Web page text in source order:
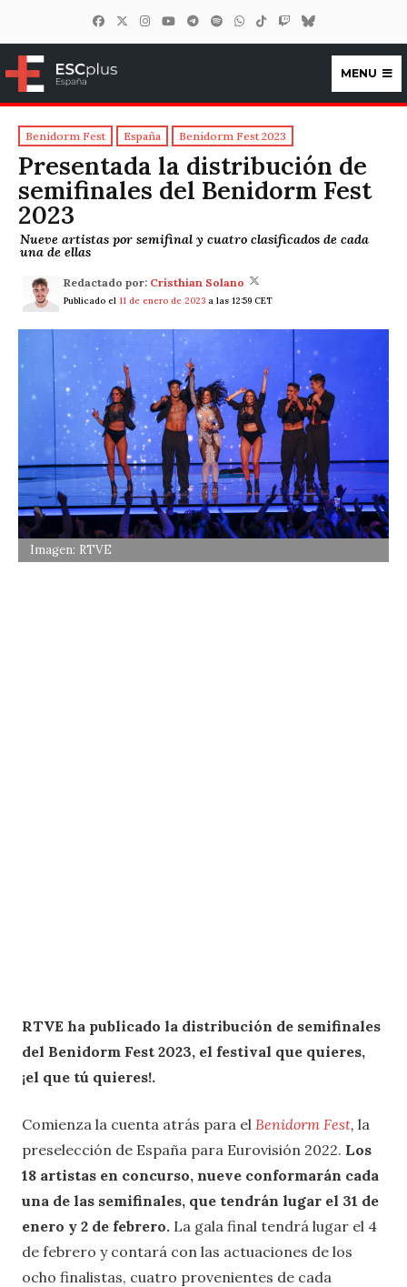
ESCplus España
MENU
Benidorm Fest España Benidorm Fest 2023
Presentada la distribución de
semifinales del Benidorm Fest
2023
Nueve artistas por semifinal y cuatro clasificados de cada
una de ellas
Redactado por: Cristhian Solano
Publicado el 11 de enero de 2023 a las 12:59 CET
Imagen: RTVE
RTVE ha publicado la distribución de semifinales
del Benidorm Fest 2023, el festival que quieres,
¡el que tú quieres!.
Comienza la cuenta atrás para el Benidorm Fest, la
preselección de España para Eurovisión 2022. Los
18 artistas en concurso, nueve conformarán cada
una de las semifinales, que tendrán lugar el 31 de
enero y 2 de febrero. La gala final tendrá lugar el 4
de febrero y contará con las actuaciones de los
ocho finalistas, cuatro provenientes de cada